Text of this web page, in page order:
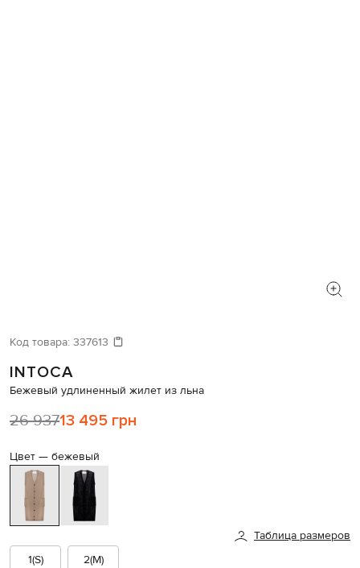
Код товара: 337613
INTOCA
Бежевый удлиненный жилет из льна
26 93713 495 грн
Цвет — бежевый
Таблица размеров
1(S)
2(M)